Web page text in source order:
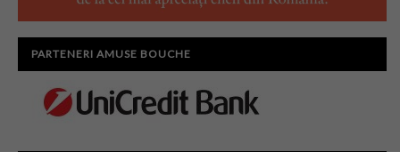
PARTENERI AMUSE BOUCHE